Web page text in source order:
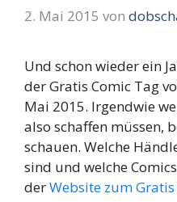
2. Mai 2015 von
Und schon wieder ein
der Gratis Comic Tag
Mai 2015. Irgendwie
also schaffen müssen,
schauen. Welche
sind und welche
derWebsite zum